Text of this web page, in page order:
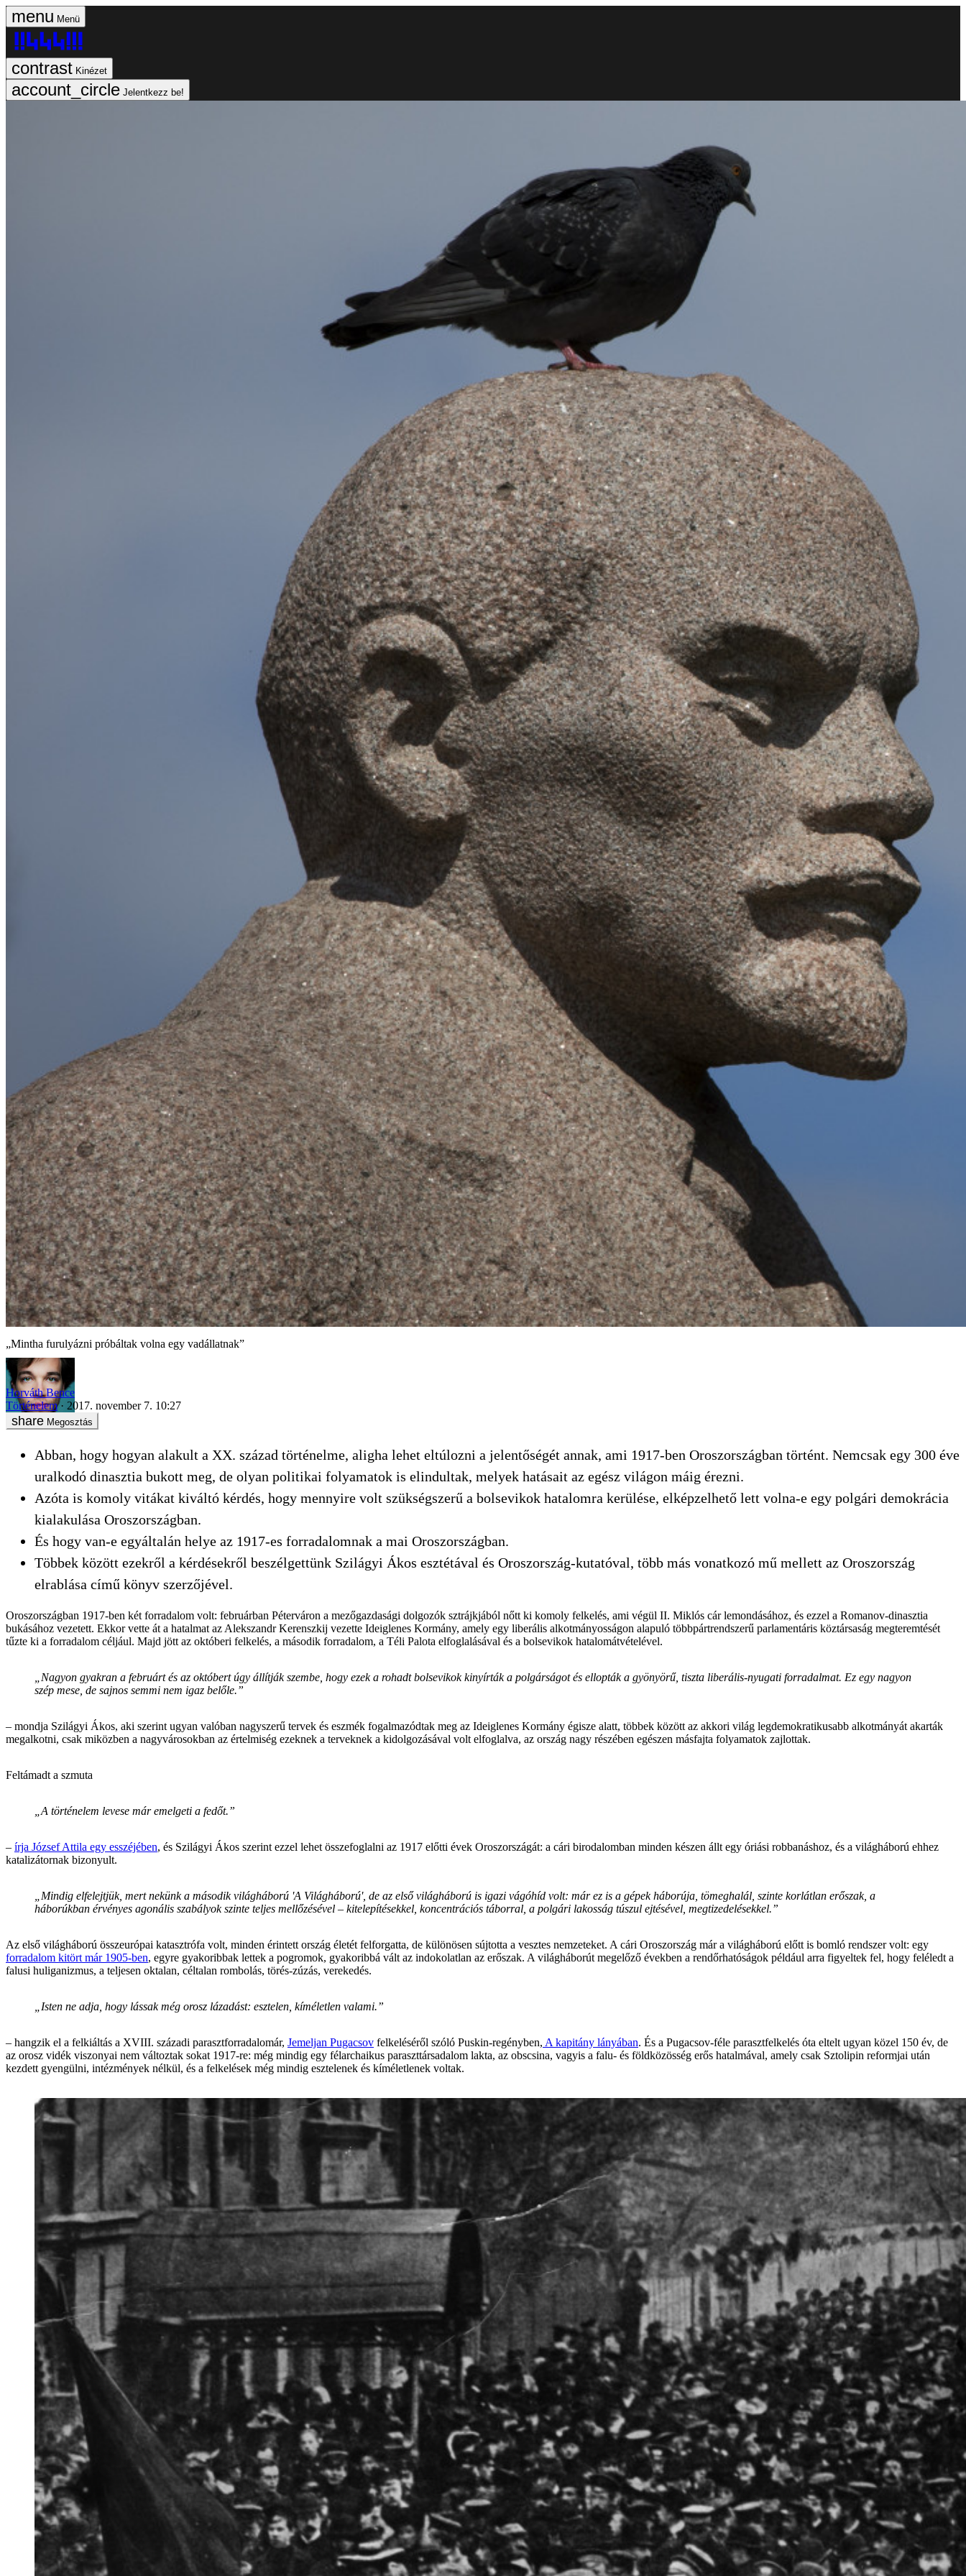
Menü
Kinézet
Jelentkezz be!
„Mintha furulyázni próbáltak volna egy vadállatnak”
Horváth Bence
Történelem
2017. november 7. 10:27
Megosztás
Abban, hogy hogyan alakult a XX. század történelme, aligha lehet eltúlozni a jelentőségét annak, ami 1917-ben Oroszországban történt. Nemcsak egy 300 éve
uralkodó dinasztia bukott meg, de olyan politikai folyamatok is elindultak, melyek hatásait az egész világon máig érezni.
Azóta is komoly vitákat kiváltó kérdés, hogy mennyire volt szükségszerű a bolsevikok hatalomra kerülése, elképzelhető lett volna-e egy polgári demokrácia
kialakulása Oroszországban.
És hogy van-e egyáltalán helye az 1917-es forradalomnak a mai Oroszországban.
Többek között ezekről a kérdésekről beszélgettünk Szilágyi Ákos esztétával és Oroszország-kutatóval, több más vonatkozó mű mellett az Oroszország
elrablása című könyv szerzőjével.
Oroszországban 1917-ben két forradalom volt: februárban Péterváron a mezőgazdasági dolgozók sztrájkjából nőtt ki komoly felkelés, ami végül II. Miklós cár lemondásához, és ezzel a Romanov-dinasztia
bukásához vezetett. Ekkor vette át a hatalmat az Alekszandr Kerenszkij vezette Ideiglenes Kormány, amely egy liberális alkotmányosságon alapuló többpártrendszerű parlamentáris köztársaság megteremtését
tűzte ki a forradalom céljául. Majd jött az októberi felkelés, a második forradalom, a Téli Palota elfoglalásával és a bolsevikok hatalomátvételével.
„Nagyon gyakran a februárt és az októbert úgy állítják szembe, hogy ezek a rohadt bolsevikok kinyírták a polgárságot és ellopták a gyönyörű, tiszta liberális-nyugati forradalmat. Ez egy nagyon
szép mese, de sajnos semmi nem igaz belőle.”
– mondja Szilágyi Ákos, aki szerint ugyan valóban nagyszerű tervek és eszmék fogalmazódtak meg az Ideiglenes Kormány égisze alatt, többek között az akkori világ legdemokratikusabb alkotmányát akarták
megalkotni, csak miközben a nagyvárosokban az értelmiség ezeknek a terveknek a kidolgozásával volt elfoglalva, az ország nagy részében egészen másfajta folyamatok zajlottak.
Feltámadt a szmuta
„A történelem levese már emelgeti a fedőt.”
– írja József Attila egy esszéjében, és Szilágyi Ákos szerint ezzel lehet összefoglalni az 1917 előtti évek Oroszországát: a cári birodalomban minden készen állt egy óriási robbanáshoz, és a világháború ehhez
katalizátornak bizonyult.
„Mindig elfelejtjük, mert nekünk a második világháború 'A Világháború', de az első világháború is igazi vágóhíd volt: már ez is a gépek háborúja, tömeghalál, szinte korlátlan erőszak, a
háborúkban érvényes agonális szabályok szinte teljes mellőzésével – kitelepítésekkel, koncentrációs táborral, a polgári lakosság túszul ejtésével, megtizedelésekkel.”
Az első világháború összeurópai katasztrófa volt, minden érintett ország életét felforgatta, de különösen sújtotta a vesztes nemzeteket. A cári Oroszország már a világháború előtt is bomló rendszer volt: egy
forradalom kitört már 1905-ben, egyre gyakoribbak lettek a pogromok, gyakoribbá vált az indokolatlan az erőszak. A világháborút megelőző években a rendőrhatóságok például arra figyeltek fel, hogy feléledt a
falusi huliganizmus, a teljesen oktalan, céltalan rombolás, törés-zúzás, verekedés.
„Isten ne adja, hogy lássak még orosz lázadást: esztelen, kíméletlen valami.”
– hangzik el a felkiáltás a XVIII. századi parasztforradalomár, Jemeljan Pugacsov felkeléséről szóló Puskin-regényben, A kapitány lányában. És a Pugacsov-féle parasztfelkelés óta eltelt ugyan közel 150 év, de
az orosz vidék viszonyai nem változtak sokat 1917-re: még mindig egy félarchaikus paraszttársadalom lakta, az obscsina, vagyis a falu- és földközösség erős hatalmával, amely csak Sztolipin reformjai után
kezdett gyengülni, intézmények nélkül, és a felkelések még mindig esztelenek és kíméletlenek voltak.